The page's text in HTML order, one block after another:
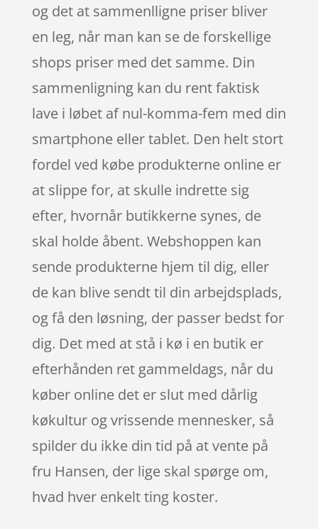
og det at sammenlligne priser bliver
en leg, når man kan se de forskellige
shops priser med det samme. Din
sammenligning kan du rent faktisk
lave i løbet af nul-komma-fem med din
smartphone eller tablet. Den helt stort
fordel ved købe produkterne online er
at slippe for, at skulle indrette sig
efter, hvornår butikkerne synes, de
skal holde åbent. Webshoppen kan
sende produkterne hjem til dig, eller
de kan blive sendt til din arbejdsplads,
og få den løsning, der passer bedst for
dig. Det med at stå i kø i en butik er
efterhånden ret gammeldags, når du
køber online det er slut med dårlig
køkultur og vrissende mennesker, så
spilder du ikke din tid på at vente på
fru Hansen, der lige skal spørge om,
hvad hver enkelt ting koster.